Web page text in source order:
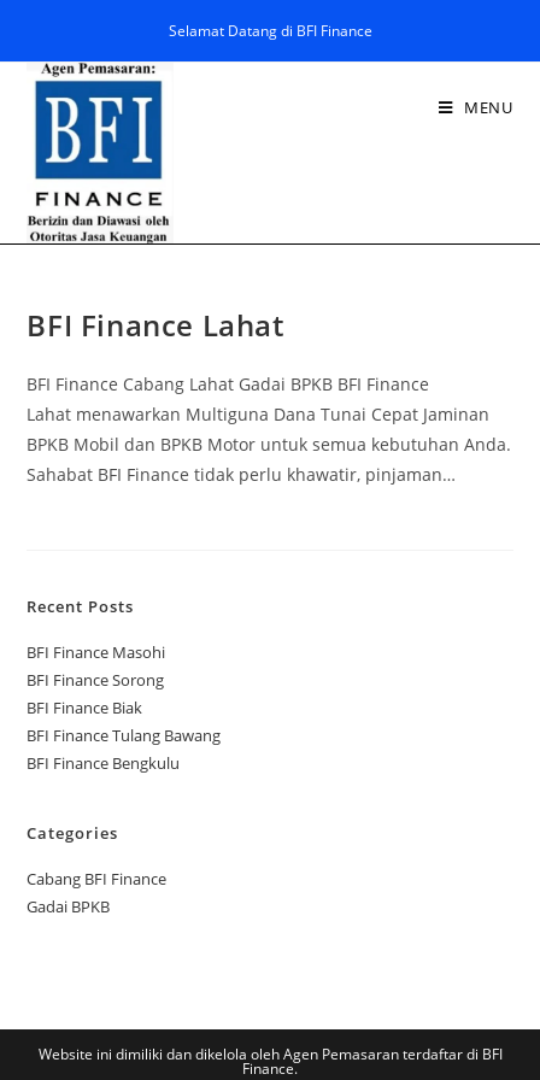
Selamat Datang di BFI Finance
MENU
BFI Finance Lahat
BFI Finance Cabang Lahat Gadai BPKB BFI Finance
Lahat menawarkan Multiguna Dana Tunai Cepat Jaminan
BPKB Mobil dan BPKB Motor untuk semua kebutuhan Anda.
Sahabat BFI Finance tidak perlu khawatir, pinjaman…
Recent Posts
BFI Finance Masohi
BFI Finance Sorong
BFI Finance Biak
BFI Finance Tulang Bawang
BFI Finance Bengkulu
Categories
Cabang BFI Finance
Gadai BPKB
Website ini dimiliki dan dikelola oleh Agen Pemasaran terdaftar di BFI
Finance.